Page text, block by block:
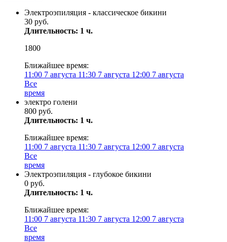
Электроэпиляция - классическое бикини
30 руб.
Длительность: 1 ч.
1800
Ближайшее время:
11:00 7 августа 11:30 7 августа 12:00 7 августа
Все
время
электро голени
800 руб.
Длительность: 1 ч.
Ближайшее время:
11:00 7 августа 11:30 7 августа 12:00 7 августа
Все
время
Электроэпиляция - глубокое бикини
0 руб.
Длительность: 1 ч.
Ближайшее время:
11:00 7 августа 11:30 7 августа 12:00 7 августа
Все
время